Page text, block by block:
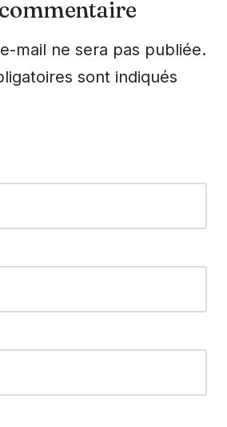
mail ne sera pas publiée.
sont indiqués